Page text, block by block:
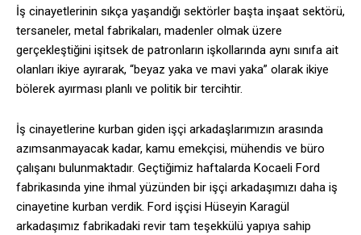
İş cinayetlerinin sıkça yaşandığı sektörler başta inşaat sektörü,
tersaneler, metal fabrikaları, madenler olmak üzere
gerçekleştiğini işitsek de patronların işkollarında aynı sınıfa ait
olanları ikiye ayırarak, “beyaz yaka ve mavi yaka” olarak ikiye
bölerek ayırması planlı ve politik bir tercihtir.
İş cinayetlerine kurban giden işçi arkadaşlarımızın arasında
azımsanmayacak kadar, kamu emekçisi, mühendis ve büro
çalışanı bulunmaktadır. Geçtiğimiz haftalarda Kocaeli Ford
fabrikasında yine ihmal yüzünden bir işçi arkadaşımızı daha iş
cinayetine kurban verdik. Ford işçisi Hüseyin Karagül
arkadaşımız fabrikadaki revir tam teşekkülü yapıya sahip